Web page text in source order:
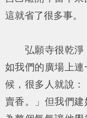
這就省了很多事。
弘願寺很乾淨
如我們的廣場上
候，很多人就說
賣香。」但我們